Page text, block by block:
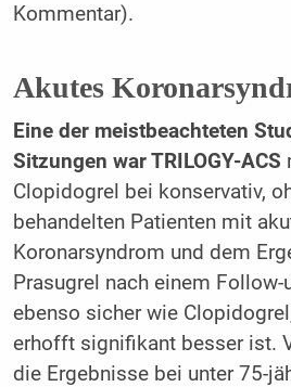
Kommentar).
Akutes
Eine der meistbeachteten
Sitzungen war TRILOGY-ACS
Clopidogrel bei konservativ,
behandelten Patienten mit
Koronarsyndrom und dem
Prasugrel nach einem Follow-
ebenso sicher wie
erhofft signifikant besser ist.
die Ergebnisse bei unter 75-